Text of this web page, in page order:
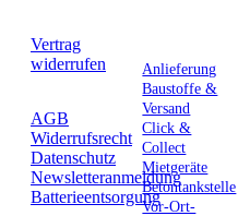
Vertrag
widerrufen
AGB
Widerrufsrecht
Datenschutz
Newsletteranmeldung
Batterieentsorgung
Anlieferung
Baustoffe &
Versand
Click &
Collect
Mietgeräte
Betontankstelle
Vor-Ort-